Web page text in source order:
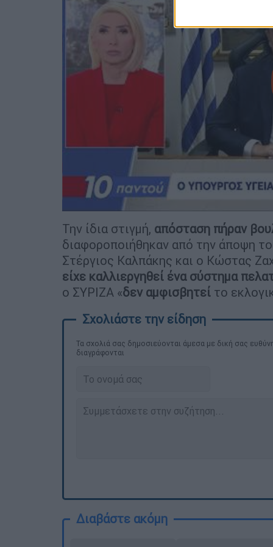
Την ίδια στιγμή, απόσταση πήραν
διαφοροποιήθηκαν από την άποψη
Στέργιος Καλπάκης και ο Κώστας
είχε καλλιεργηθεί ένα σύστημα
ο ΣΥΡΙΖΑ «δεν αμφισβητεί το
Τα σχολιά σας δημοσιεύονται άμεσα με δική σας
διαγράφονται
Διαβάστε ακόμη